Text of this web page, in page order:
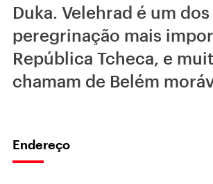
Duka. Velehrad é um
peregrinação mais
República Tcheca, e
chamam de Belém
Endereço